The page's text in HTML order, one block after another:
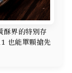
界的特別存
也能單顆搶先